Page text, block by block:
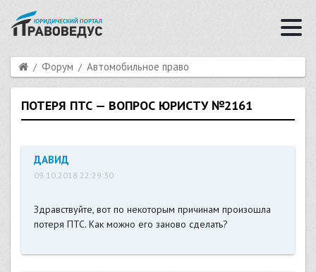
Форум Автомобильное право
ПОТЕРЯ ПТС — ВОПРОС ЮРИСТУ №2161
ДАВИД
09.10.2018 22:29:30
Здравствуйте, вот по некоторым причинам произошла
потеря ПТС. Как можно его заново сделать?